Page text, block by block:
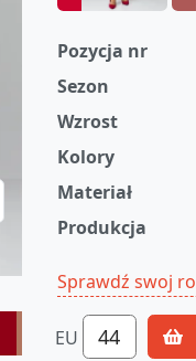
Pozycja nr
Sezon
Wzrost
Kolory
Materiał
Produkcja
Sprawdź swoj
EU 44